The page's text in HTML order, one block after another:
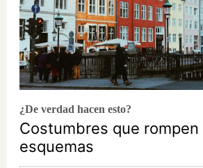
¿De verdad hacen esto?
Costumbres que
esquemas